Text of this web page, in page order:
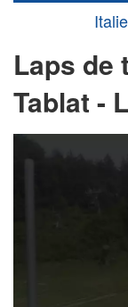
Italie
Laps de
Tablat -